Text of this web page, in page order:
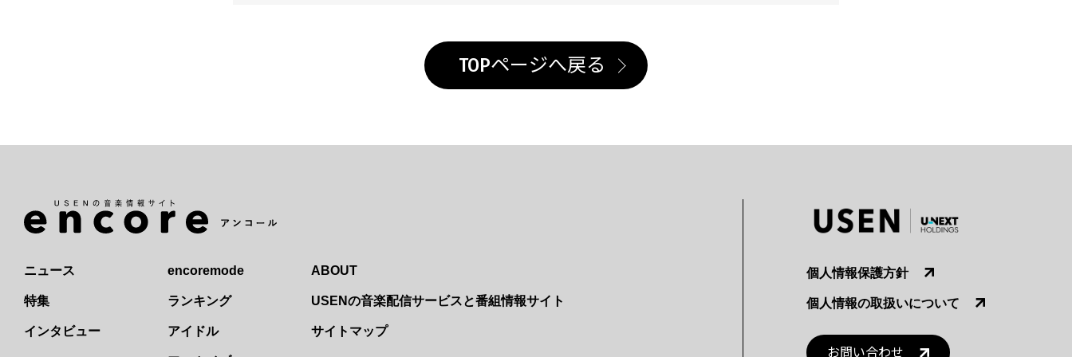
TOPページへ戻る
ニュース
特集
インタビュー
encoremode
ランキング
アイドル
ABOUT
USENの音楽配信サービスと番組情報サイト
サイトマップ
個人情報保護方針
個人情報の取扱いについて
お問い合わせ